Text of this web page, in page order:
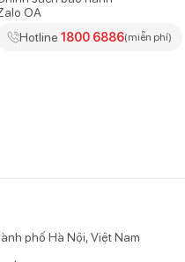
OA
Hotline 1800 6886(miễn phí)
phố Hà Nội, Việt Nam